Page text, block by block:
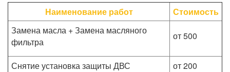
Наименование работ
Стоимость
Замена масла + Замена масляного
фильтра
от 500
Снятие установка защиты ДВС
от 200